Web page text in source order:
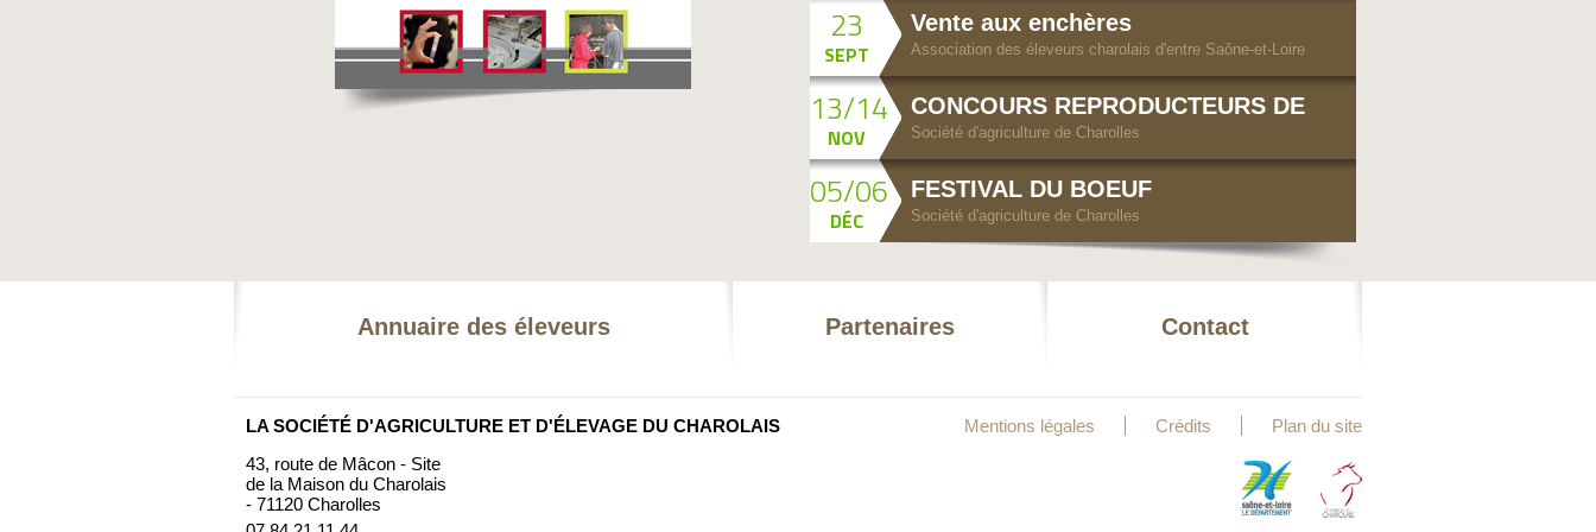
23
SEPT
Vente aux enchères
Association des éleveurs charolais d'entre Saône-et-Loire
13/14
NOV
CONCOURS REPRODUCTEURS DE
CHAROLLES
Société d'agriculture de Charolles
05/06
DÉC
FESTIVAL DU BOEUF
Société d'agriculture de Charolles
Annuaire des éleveurs Partenaires Contact
LA SOCIÉTÉ D'AGRICULTURE ET D'ÉLEVAGE DU CHAROLAIS
43, route de Mâcon - Site
de la Maison du Charolais
- 71120 Charolles
Mentions légales Crédits Plan du site